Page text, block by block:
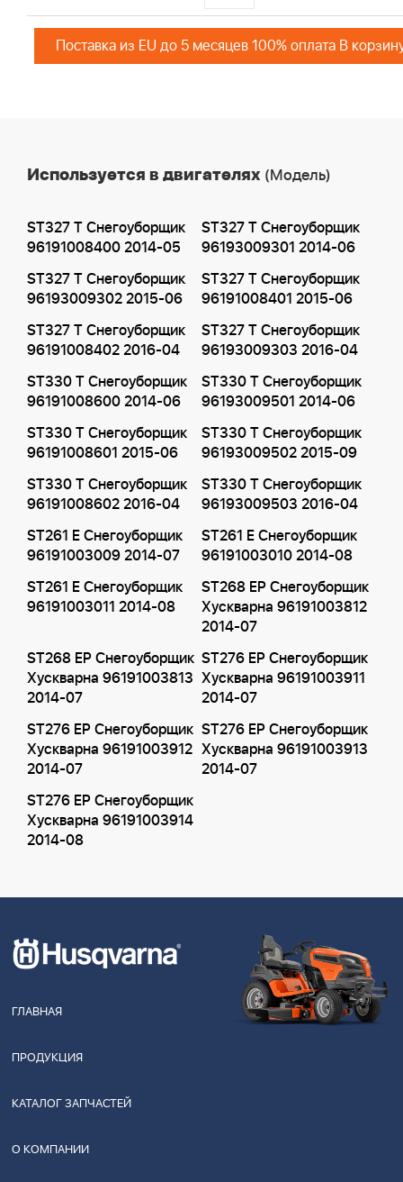
Поставка из EU до 5 месяцев 100% оплата В
Используется в двигателях (Модель)
ST327 T Снегоуборщик
96191008400 2014-05
ST327 T Снегоуборщик
96193009301 2014-06
ST327 T Снегоуборщик
96193009302 2015-06
ST327 T Снегоуборщик
96191008401 2015-06
ST327 T Снегоуборщик
96191008402 2016-04
ST327 T Снегоуборщик
96193009303 2016-04
ST330 T Снегоуборщик
96191008600 2014-06
ST330 T Снегоуборщик
96193009501 2014-06
ST330 T Снегоуборщик
96191008601 2015-06
ST330 T Снегоуборщик
96193009502 2015-09
ST330 T Снегоуборщик
96191008602 2016-04
ST330 T Снегоуборщик
96193009503 2016-04
ST261 E Снегоуборщик
96191003009 2014-07
ST261 E Снегоуборщик
96191003010 2014-08
ST261 E Снегоуборщик
96191003011 2014-08
ST268 EP Снегоуборщик
Хускварна 96191003812
2014-07
ST268 EP Снегоуборщик
Хускварна 96191003813
2014-07
ST276 EP Снегоуборщик
Хускварна 96191003911
2014-07
ST276 EP Снегоуборщик
Хускварна 96191003912
2014-07
ST276 EP Снегоуборщик
Хускварна 96191003913
2014-07
ST276 EP Снегоуборщик
Хускварна 96191003914
2014-08
ГЛАВНАЯ
ПРОДУКЦИЯ
КАТАЛОГ ЗАПЧАСТЕЙ
О КОМПАНИИ